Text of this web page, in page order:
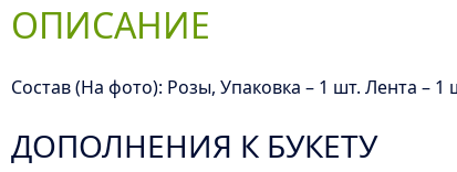
ОПИСАНИЕ
Состав (На фото): Розы, Упаковка – 1 шт. Лента – 1
ДОПОЛНЕНИЯ К БУКЕТУ